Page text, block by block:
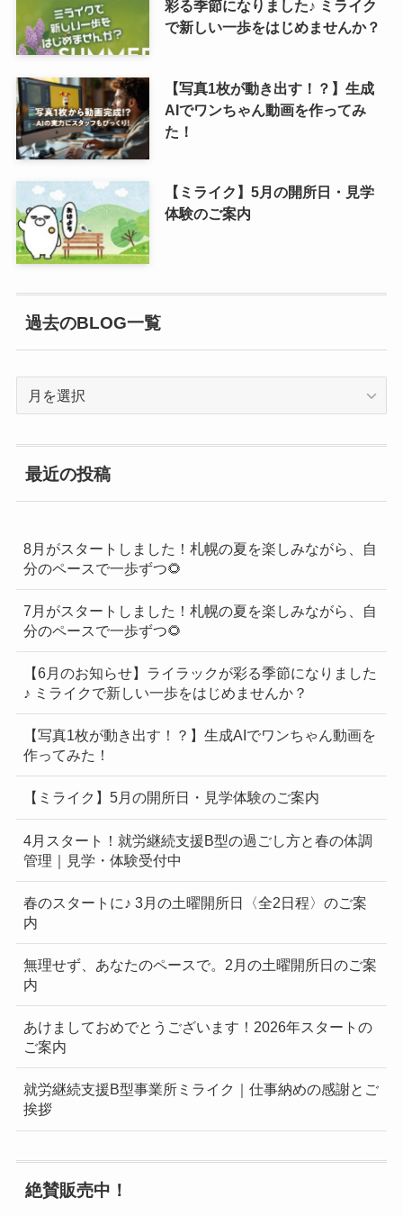
彩る季節になりました♪ ミライク
で新しい一歩をはじめませんか？
【写真1枚が動き出す！？】生成
AIでワンちゃん動画を作ってみ
た！
【ミライク】5月の開所日・見学
体験のご案内
過去のBLOG一覧
一
覧
最近の投稿
8月がスタートしました！札幌の夏を楽しみながら、自
分のペースで一歩ずつ🌻
7月がスタートしました！札幌の夏を楽しみながら、自
分のペースで一歩ずつ🌻
【6月のお知らせ】ライラックが彩る季節になりました
♪ ミライクで新しい一歩をはじめませんか？
【写真1枚が動き出す！？】生成AIでワンちゃん動画を
作ってみた！
【ミライク】5月の開所日・見学体験のご案内
4月スタート！就労継続支援B型の過ごし方と春の体調
管理｜見学・体験受付中
春のスタートに♪ 3月の土曜開所日〈全2日程〉のご案
内
無理せず、あなたのペースで。2月の土曜開所日のご案
内
あけましておめでとうございます！2026年スタートの
ご案内
就労継続支援B型事業所ミライク｜仕事納めの感謝とご
挨拶
絶賛販売中！